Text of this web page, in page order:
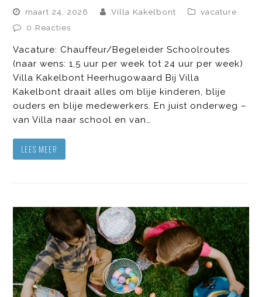
maart 24, 2026 Villa Kakelbont
vacature
0 Reacties
Vacature: Chauffeur/Begeleider Schoolroutes
(naar wens: 1,5 uur per week tot 24 uur per week)
Villa Kakelbont Heerhugowaard Bij Villa
Kakelbont draait alles om blije kinderen, blije
ouders en blije medewerkers. En juist onderweg –
van Villa naar school en van…
LEES MEER